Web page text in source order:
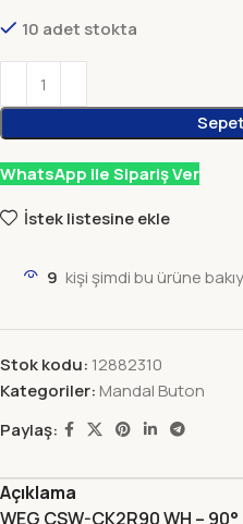
10 adet stokta
WhatsApp ile Sipariş Ver
İstek listesine ekle
9 kişi şimdi bu ürüne
Stok kodu: 12882310
Kategoriler: Mandal Buton
Paylaş:
Açıklama
WEG CSW-CK2R90 WH –